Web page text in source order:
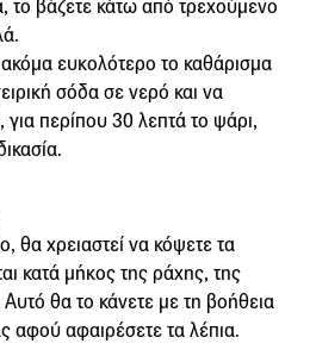
το βάζετε κάτω από τρεχούμενο
ακόμα ευκολότερο το καθάρισμα
σόδα σε νερό και να
περίπου 30 λεπτά το ψάρι,
θα χρειαστεί να κόψετε τα
κατά μήκος της ράχης, της
Αυτό θα το κάνετε με τη βοήθεια
αφού αφαιρέσετε τα λέπια.